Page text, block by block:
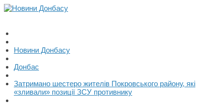
Новини Донбасу
Донбас
Затримано шестеро жителів Покровського району, які
«зливали» позиції ЗСУ противнику